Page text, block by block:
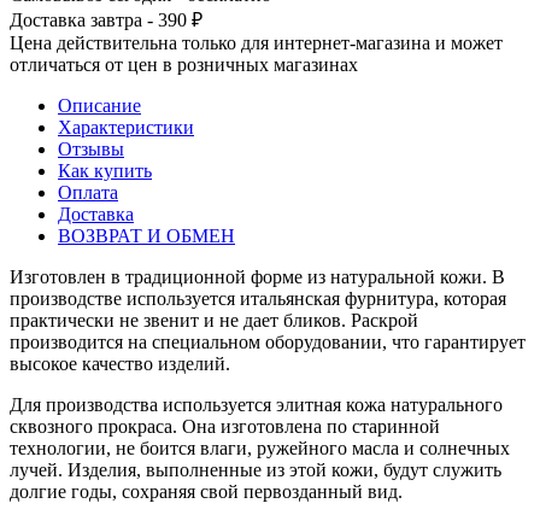
Доставка завтра - 390 ₽
Цена действительна только для интернет-магазина и может
отличаться от цен в розничных магазинах
Описание
Характеристики
Отзывы
Как купить
Оплата
Доставка
ВОЗВРАТ И ОБМЕН
Изготовлен в традиционной форме из натуральной кожи. В
производстве используется итальянская фурнитура, которая
практически не звенит и не дает бликов. Раскрой
производится на специальном оборудовании, что гарантирует
высокое качество изделий.
Для производства используется элитная кожа натурального
сквозного прокраса. Она изготовлена по старинной
технологии, не боится влаги, ружейного масла и солнечных
лучей. Изделия, выполненные из этой кожи, будут служить
долгие годы, сохраняя свой первозданный вид.